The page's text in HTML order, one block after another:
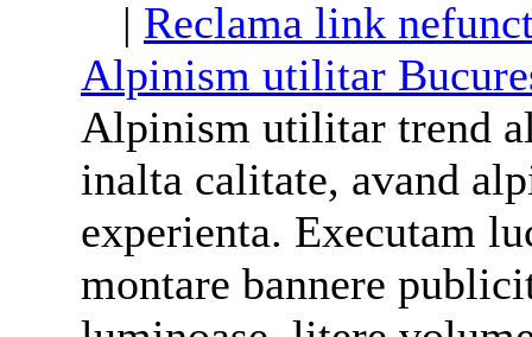
| Reclama link
Alpinism utilitar
Alpinism utilitar trend
inalta calitate, avand
experienta. Executam
montare bannere